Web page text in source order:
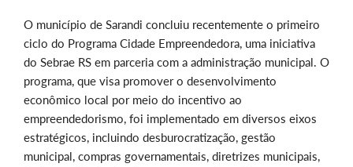
O município de Sarandi concluiu recentemente o primeiro
ciclo do Programa Cidade Empreendedora, uma iniciativa
do Sebrae RS em parceria com a administração municipal. O
programa, que visa promover o desenvolvimento
econômico local por meio do incentivo ao
empreendedorismo, foi implementado em diversos eixos
estratégicos, incluindo desburocratização, gestão
municipal, compras governamentais, diretrizes municipais,